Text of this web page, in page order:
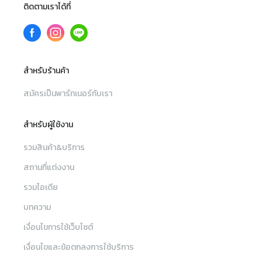
ติดตามเราได้ที่
สำหรับร้านค้า
สมัครเป็นพาร์ทเนอร์กับเรา
สำหรับผู้ใช้งาน
รวมสินค้า&บริการ
สถานที่แต่งงาน
รวมไอเดีย
บทความ
เงื่อนไขการใช้เว็บไซต์
เงื่อนไขและข้อตกลงการใช้บริการ